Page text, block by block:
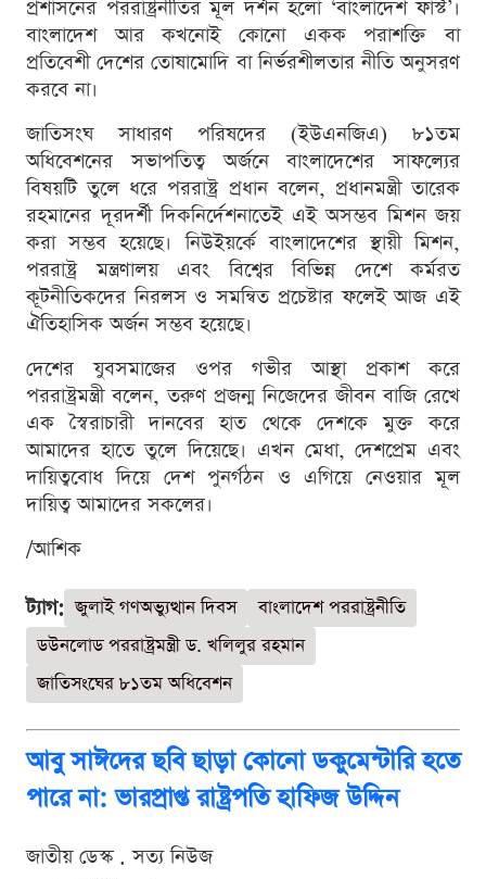
প্রশাসনের পররাষ্ট্রনীতির মূল দর্শন হলো ‘বাংলাদেশ ফার্স্ট’।
বাংলাদেশ আর কখনোই কোনো একক পরাশক্তি বা
প্রতিবেশী দেশের তোষামোদি বা নির্ভরশীলতার নীতি অনুসরণ
করবে না।
জাতিসংঘ সাধারণ পরিষদের (ইউএনজিএ) ৮১তম
অধিবেশনের সভাপতিত্ব অর্জনে বাংলাদেশের সাফল্যের
বিষয়টি তুলে ধরে পররাষ্ট্র প্রধান বলেন, প্রধানমন্ত্রী তারেক
রহমানের দূরদর্শী দিকনির্দেশনাতেই এই অসম্ভব মিশন জয়
করা সম্ভব হয়েছে। নিউইয়র্কে বাংলাদেশের স্থায়ী মিশন,
পররাষ্ট্র মন্ত্রণালয় এবং বিশ্বের বিভিন্ন দেশে কর্মরত
কূটনীতিকদের নিরলস ও সমন্বিত প্রচেষ্টার ফলেই আজ এই
ঐতিহাসিক অর্জন সম্ভব হয়েছে।
দেশের যুবসমাজের ওপর গভীর আস্থা প্রকাশ করে
পররাষ্ট্রমন্ত্রী বলেন, তরুণ প্রজন্ম নিজেদের জীবন বাজি রেখে
এক স্বৈরাচারী দানবের হাত থেকে দেশকে মুক্ত করে
আমাদের হাতে তুলে দিয়েছে। এখন মেধা, দেশপ্রেম এবং
দায়িত্ববোধ দিয়ে দেশ পুনর্গঠন ও এগিয়ে নেওয়ার মূল
দায়িত্ব আমাদের সকলের।
/আশিক
ট্যাগ: জুলাই গণঅভ্যুত্থান দিবস
বাংলাদেশ পররাষ্ট্রনীতি
ডউনলোড পররাষ্ট্রমন্ত্রী ড. খলিলুর রহমান
জাতিসংঘের ৮১তম অধিবেশন
আবু সাঈদের ছবি ছাড়া কোনো ডকুমেন্টারি হতে
পারে না: ভারপ্রাপ্ত রাষ্ট্রপতি হাফিজ উদ্দিন
জাতীয় ডেস্ক . সত্য নিউজ